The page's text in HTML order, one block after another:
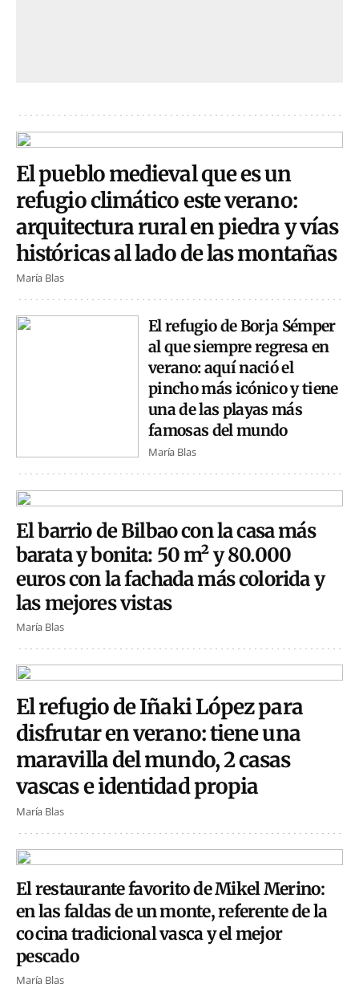
El pueblo medieval que es un
refugio climático este verano:
arquitectura rural en piedra y vías
históricas al lado de las montañas
María Blas
El refugio de Borja Sémper
al que siempre regresa en
verano: aquí nació el
pincho más icónico y tiene
una de las playas más
famosas del mundo
María Blas
El barrio de Bilbao con la casa más
barata y bonita: 50 m² y 80.000
euros con la fachada más colorida y
las mejores vistas
María Blas
El refugio de Iñaki López para
disfrutar en verano: tiene una
maravilla del mundo, 2 casas
vascas e identidad propia
María Blas
El restaurante favorito de Mikel Merino:
en las faldas de un monte, referente de la
cocina tradicional vasca y el mejor
pescado
María Blas